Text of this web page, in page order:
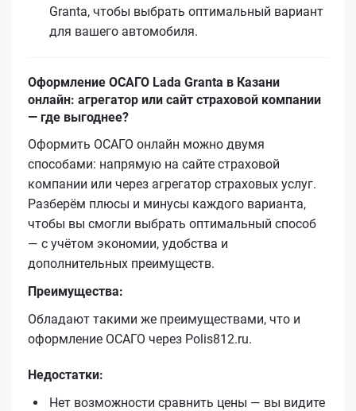
Granta, чтобы выбрать оптимальный вариант
для вашего автомобиля.
Оформление ОСАГО Lada Granta в Казани
онлайн: агрегатор или сайт страховой компании
— где выгоднее?
Оформить ОСАГО онлайн можно двумя
способами: напрямую на сайте страховой
компании или через агрегатор страховых услуг.
Разберём плюсы и минусы каждого варианта,
чтобы вы смогли выбрать оптимальный способ
— с учётом экономии, удобства и
дополнительных преимуществ.
Преимущества:
Обладают такими же преимуществами, что и
оформление ОСАГО через Polis812.ru.
Недостатки:
Нет возможности сравнить цены — вы видите